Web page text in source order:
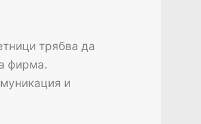
трябва да
фирма.
и